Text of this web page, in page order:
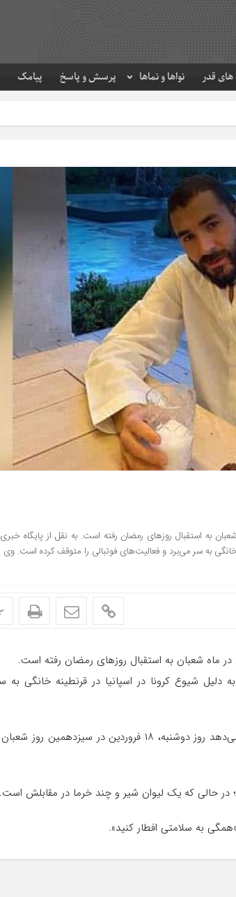
قدر نواها و نماها پرسش و پاسخ پیامک
شعبان به استقبال روزهای رمضان رفته است. به نقل از پایگاه
خانگی به سر می‌برد و فعالیت‌های فوتبالی را متوقف کرده است.
در ماه شعبان به استقبال روزهای رمضان رفته است.
دلیل شیوع کرونا در اسپانیا در قرنطینه خانگی به
وی تصویری در صفحه شخصی اینستاگرام منتشر کرد که نشان می‌دهد روز دوشنبه، ۱۸ فروردین در
در حالی که یک لیوان شیر و چند خرما در مقابلش است.
به سلامتی افطار کنید».